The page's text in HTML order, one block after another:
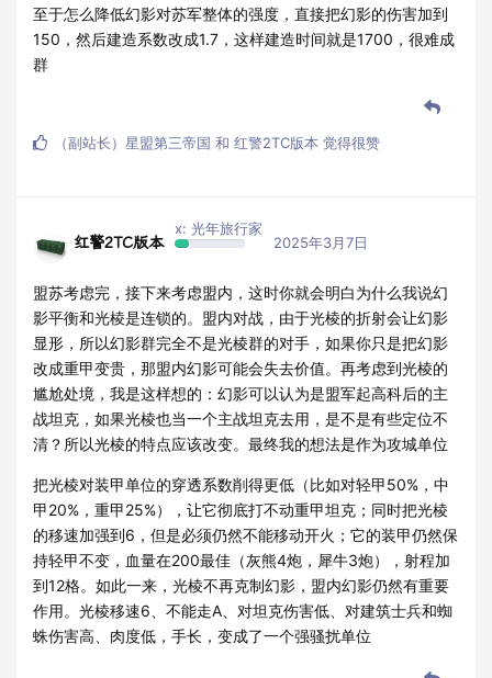
至于怎么降低幻影对苏军整体的强度，直接把幻影的伤害加到
150，然后建造系数改成1.7，这样建造时间就是1700，很难成
群
（副站长）星盟第三帝国 和 红警2TC版本 觉得很赞
红警2TC版本
x: 光年旅行家
2025年3月7日
盟苏考虑完，接下来考虑盟内，这时你就会明白为什么我说幻
影平衡和光棱是连锁的。盟内对战，由于光棱的折射会让幻影
显形，所以幻影群完全不是光棱群的对手，如果你只是把幻影
改成重甲变贵，那盟内幻影可能会失去价值。再考虑到光棱的
尴尬处境，我是这样想的：幻影可以认为是盟军起高科后的主
战坦克，如果光棱也当一个主战坦克去用，是不是有些定位不
清？所以光棱的特点应该改变。最终我的想法是作为攻城单位
把光棱对装甲单位的穿透系数削得更低（比如对轻甲50%，中
甲20%，重甲25%），让它彻底打不动重甲坦克；同时把光棱
的移速加强到6，但是必须仍然不能移动开火；它的装甲仍然保
持轻甲不变，血量在200最佳（灰熊4炮，犀牛3炮），射程加
到12格。如此一来，光棱不再克制幻影，盟内幻影仍然有重要
作用。光棱移速6、不能走A、对坦克伤害低、对建筑士兵和蜘
蛛伤害高、肉度低，手长，变成了一个强骚扰单位